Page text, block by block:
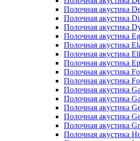
Полочная акустика
Полочная акустика
Полочная акустика
Полочная акустика
Полочная акустика
Полочная акустика
Полочная акустика
Полочная акустика
Полочная акустика
Полочная акустика
Полочная акустика
Полочная акустика
Полочная акустика
Полочная акустика
Полочная акустика